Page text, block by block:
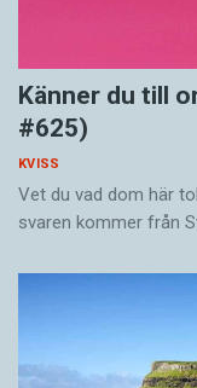
Känner du till
#625)
KVISS
Vet du vad dom här
svaren kommer från